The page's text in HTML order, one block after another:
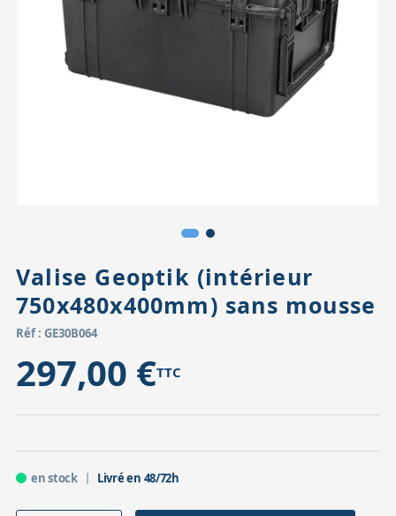
Accessoires pour montures
Têtes
Pièces détachées
Valise Geoptik (intérieur
750x480x400mm) sans mousse
Réf : GE30B064
297,00 €TTC
en stock Livré en 48/72h